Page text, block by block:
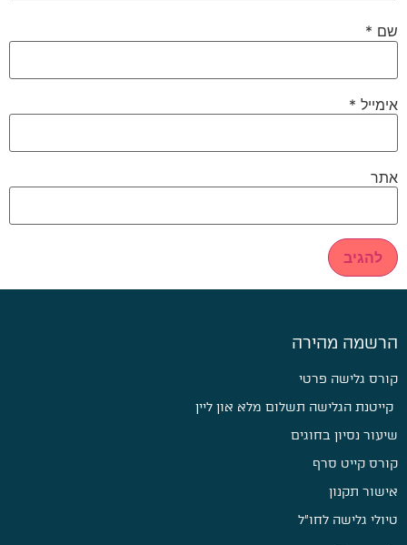
שם *
אימייל *
אתר
הרשמה מהירה
קורס גלישה פרטי
קייטנת הגלישה תשלום מלא און ליין
שיעור נסיון בחוגים
קורס קייט סרף
אישור תקנון
טיולי גלישה לחו״ל